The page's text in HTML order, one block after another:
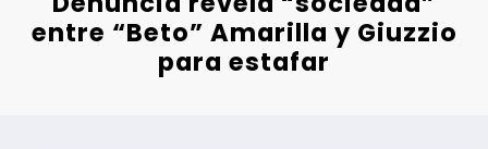
entre “Beto” Amarilla y Giuzzio
para estafar